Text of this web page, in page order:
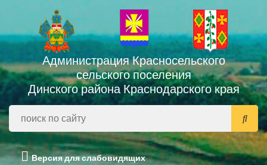
Администрация Красносельского
сельского поселения
Динского района Краснодарского края
Версия для слабовидящих